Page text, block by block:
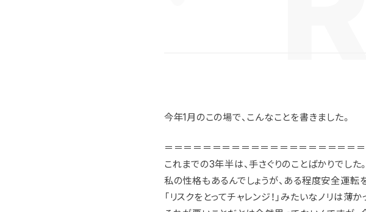
今年1月のこの場で、こんなことを書きました。
＝＝＝＝＝＝＝＝＝＝＝＝＝＝＝＝＝＝＝＝
これまでの3年半は、手さぐりのことばかりでした。
私の性格もあるんでしょうが、ある程度安全運転
「リスクをとってチャレンジ！」みたいなノリは薄